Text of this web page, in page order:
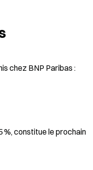
chez BNP Paribas :
%, constitue le prochain